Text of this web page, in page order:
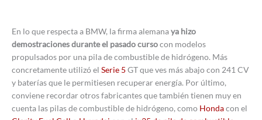
En lo que respecta a BMW, la firma alemanaya hizo
demostraciones durante el pasado cursocon modelos
propulsados por una pila de combustible de hidrógeno. Más
concretamente utilizó el Serie 5 GT que ves más abajo con 241 CV
y baterías que le permitiesen recuperar energía. Por último,
conviene recordar otros fabricantes que también tienen muy en
cuenta las pilas de combustible de hidrógeno, como Hondacon el